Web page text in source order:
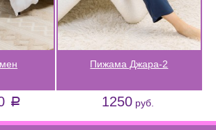
a
Пижама Джара-2
1250руб.